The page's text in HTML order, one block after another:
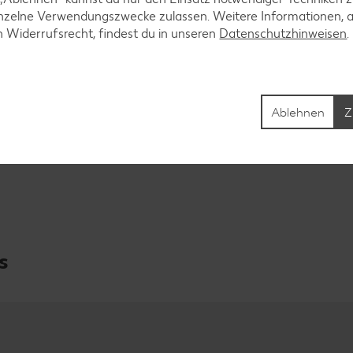
Verwendungszwecke zulassen. Weitere Informationen,
Widerrufsrecht, findest du in unseren Datenschutzhinweisen
Ablehnen